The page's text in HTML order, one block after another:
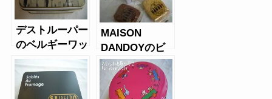
デストルーパー
のベルギーワッ
フルクッキー缶
（バタークリス
プ）２
MAISON
DANDOYのビ
スケットアソー
ト缶